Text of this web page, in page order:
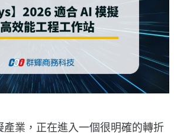
產業，正在進入一個很明確的轉折